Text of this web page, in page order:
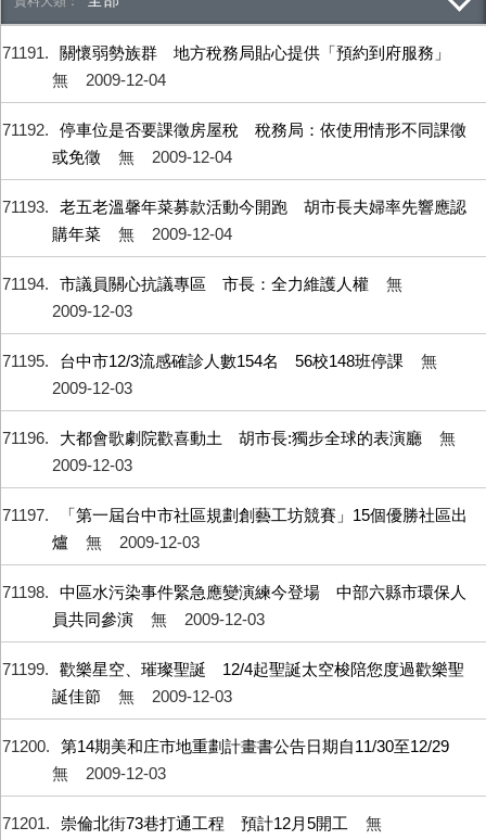
71191
關懷弱勢族群 地方稅務局貼心提供「預約到府服務」
無
2009-12-04
71192
停車位是否要課徵房屋稅 稅務局：依使用情形不同課徵
或免徵
無 2009-12-04
71193
老五老溫馨年菜募款活動今開跑 胡市長夫婦率先響應認
購年菜
無 2009-12-04
71194 市議員關心抗議專區 市長：全力維護人權
無
2009-12-03
71195 台中市12/3流感確診人數154名 56校148班停課
無
2009-12-03
71196 大都會歌劇院歡喜動土 胡市長:獨步全球的表演廳
無
2009-12-03
71197
「第一屆台中市社區規劃創藝工坊競賽」15個優勝社區出
爐
無 2009-12-03
71198
中區水污染事件緊急應變演練今登場 中部六縣市環保人
員共同參演
無 2009-12-03
71199
歡樂星空、璀璨聖誕 12/4起聖誕太空梭陪您度過歡樂聖
誕佳節
無 2009-12-03
71200
第14期美和庄市地重劃計畫書公告日期自11/30至12/29
無
2009-12-03
71201 崇倫北街73巷打通工程 預計12月5開工
無